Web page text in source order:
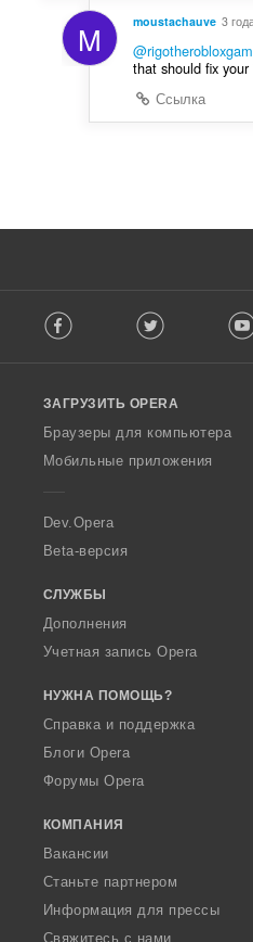
M moustachauve 3
that should fix your
Ссылка
o
w
O
p
a
Facebook Twitter
ЗАГРУЗИТЬ OPERA
Браузеры для компьютера
Мобильные приложения
Dev.Opera
Beta-версия
СЛУЖБЫ
Дополнения
Учетная запись Opera
НУЖНА ПОМОЩЬ?
Справка и поддержка
Блоги Opera
Форумы Opera
КОМПАНИЯ
Вакансии
Станьте партнером
Информация для прессы
Свяжитесь с нами